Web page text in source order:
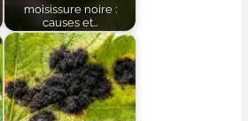
moisissure noire :
causes et…